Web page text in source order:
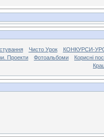
Чисто Урок
КОНКУРСИ-
Проекти Фотоальбоми
Корисні